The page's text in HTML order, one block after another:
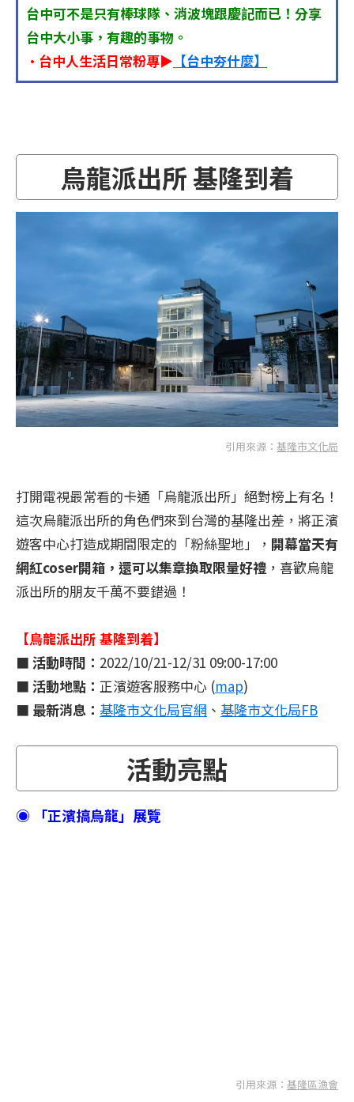
台中可不是只有棒球隊、消波塊跟慶記而已！分享
台中大小事，有趣的事物。
•台中人生活日常粉專▶ 【台中夯什麼】
烏龍派出所 基隆到着
引用來源： 基隆市文化局
打開電視最常看的卡通「烏龍派出所」絕對榜上有名！
這次烏龍派出所的角色們來到台灣的基隆出差，將正濱
遊客中心打造成期間限定的「粉絲聖地」， 開幕當天有
網紅coser開箱，還可以集章換取限量好禮 ，喜歡烏龍
派出所的朋友千萬不要錯過！
【烏龍派出所 基隆到着】
■ 活動時間： 2022/10/21-12/31 09:00-17:00
■ 活動地點： 正濱遊客服務中心 (map)
■ 最新消息： 基隆市文化局官網 、 基隆市文化局FB
活動亮點
◉ 「正濱搞烏龍」展覽
引用來源： 基隆區漁會